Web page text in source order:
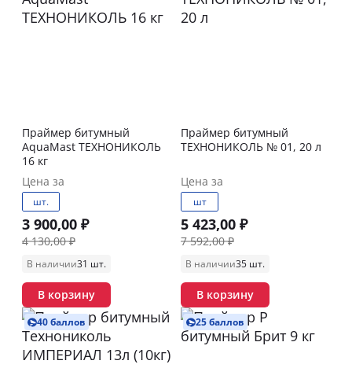
Праймер битумный
AquaMast ТЕХНОНИКОЛЬ
16 кг
Цена за
шт.
3 900,00 ₽
4 130,00 ₽
В наличии31 шт.
В корзину
Праймер битумный
ТЕХНОНИКОЛЬ № 01, 20 л
Цена за
шт
5 423,00 ₽
7 592,00 ₽
В наличии35 шт.
В корзину
40 баллов 25 баллов